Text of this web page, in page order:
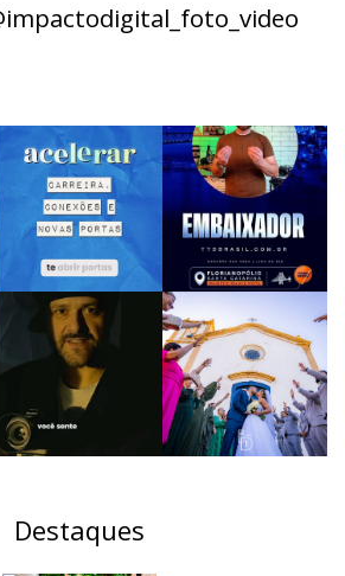
Destaques